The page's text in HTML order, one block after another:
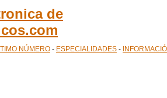
de
NÚMERO - ESPECIALIDADES -